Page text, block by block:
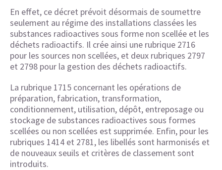
En effet, ce décret prévoit désormais de soumettre
seulement au régime des installations classées les
substances radioactives sous forme non scellée et les
déchets radioactifs. Il crée ainsi une rubrique 2716
pour les sources non scellées, et deux rubriques 2797
et 2798 pour la gestion des déchets radioactifs.
La rubrique 1715 concernant les opérations de
préparation, fabrication, transformation,
conditionnement, utilisation, dépôt, entreposage ou
stockage de substances radioactives sous formes
scellées ou non scellées est supprimée. Enfin, pour les
rubriques 1414 et 2781, les libellés sont harmonisés et
de nouveaux seuils et critères de classement sont
introduits.